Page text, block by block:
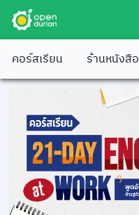
คอร์สเรียน ร้านหนังสือ